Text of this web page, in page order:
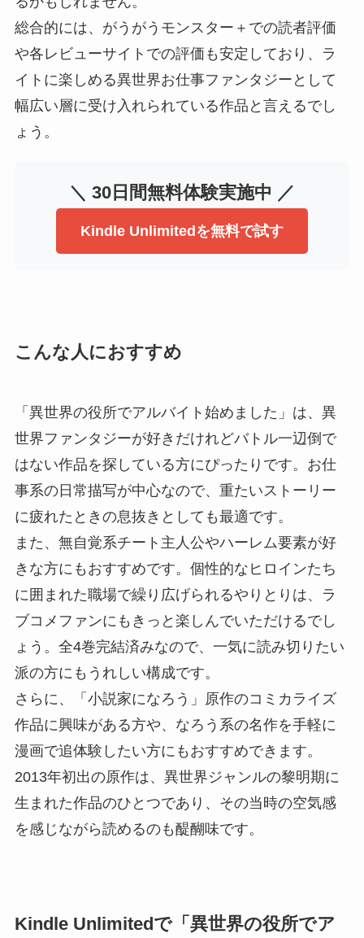
総合的には、がうがうモンスター＋での読者評価
や各レビューサイトでの評価も安定しており、ラ
イトに楽しめる異世界お仕事ファンタジーとして
幅広い層に受け入れられている作品と言えるでし
ょう。
＼ 30日間無料体験実施中 ／
Kindle Unlimitedを無料で試す
こんな人におすすめ
「異世界の役所でアルバイト始めました」は、異
世界ファンタジーが好きだけれどバトル一辺倒で
はない作品を探している方にぴったりです。お仕
事系の日常描写が中心なので、重たいストーリー
に疲れたときの息抜きとしても最適です。
また、無自覚系チート主人公やハーレム要素が好
きな方にもおすすめです。個性的なヒロインたち
に囲まれた職場で繰り広げられるやりとりは、ラ
ブコメファンにもきっと楽しんでいただけるでし
ょう。全4巻完結済みなので、一気に読み切りたい
派の方にもうれしい構成です。
さらに、「小説家になろう」原作のコミカライズ
作品に興味がある方や、なろう系の名作を手軽に
漫画で追体験したい方にもおすすめできます。
2013年初出の原作は、異世界ジャンルの黎明期に
生まれた作品のひとつであり、その当時の空気感
を感じながら読めるのも醍醐味です。
Kindle Unlimitedで「異世界の役所でア